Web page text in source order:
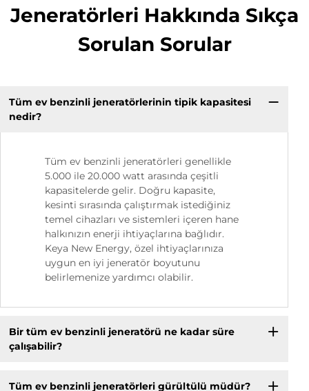
Jeneratörleri Hakkında Sıkça
Sorulan Sorular
Tüm ev benzinli jeneratörlerinin tipik kapasitesi
nedir?
Tüm ev benzinli jeneratörleri genellikle
5.000 ile 20.000 watt arasında çeşitli
kapasitelerde gelir. Doğru kapasite,
kesinti sırasında çalıştırmak istediğiniz
temel cihazları ve sistemleri içeren hane
halkınızın enerji ihtiyaçlarına bağlıdır.
Keya New Energy, özel ihtiyaçlarınıza
uygun en iyi jeneratör boyutunu
belirlemenize yardımcı olabilir.
Bir tüm ev benzinli jeneratörü ne kadar süre
çalışabilir?
Tüm ev benzinli jeneratörleri gürültülü müdür?